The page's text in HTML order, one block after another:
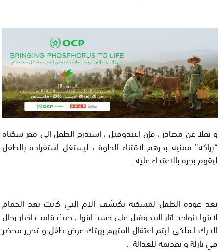
و نقلا عن مصادر ، فإن البيدوفيل ، استدرج الطفل الى مقر سكناه
“براكة” ممنيه بدرهم لاقتناء الحلوة ، ليستغل استفراده بالطفل
ليقوم بجره بالاعتداء عليه .
بعد عودة الطفل لمسكنه تكتشف الام التي كانت تعد الحمام
لابنها بتواجد اثار البيدوفيل على جسد ابنها ، حيث قامت اخبار رجال
الدرك الملكي ليتم اعتقال المتهم بهتك عرض طفل و تحرير محضر
في نازلة و تقديمه للعدالة .